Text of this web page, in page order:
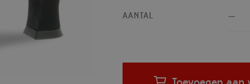
AANTAL